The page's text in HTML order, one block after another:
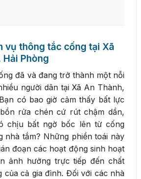
vụ thông tắc cống tại Xã
Hải Phòng
đã và đang trở thành một nỗi
người dân tại Xã An Thành,
có bao giờ cảm thấy bất lực
rửa chén cứ rút chậm dần,
chịu bất ngờ bốc lên từ cống
nhà tắm? Những phiền toái này
đoạn các hoạt động sinh hoạt
ảnh hưởng trực tiếp đến chất
của cả gia đình. Đối với các nhà